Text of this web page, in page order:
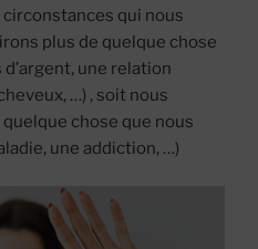
qui nous
plus de quelque chose
d’argent, une relation
…) , soit nous
chose que nous
une addiction, …)